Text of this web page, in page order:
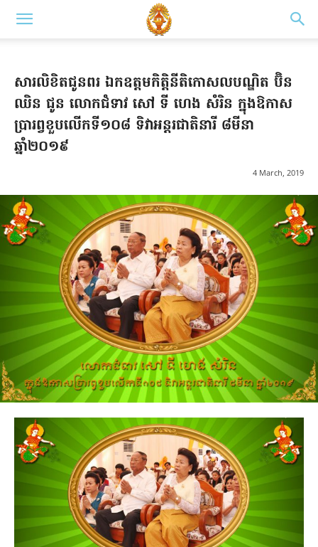
សារលិខិតជូនពរ ឯកឧត្តមកិត្តិនីតិកោសលបណ្ឌិត ប៊ិន
ឈិន ជូន លោកជំទាវ សៅ ទី ហេង សំរិន ក្នុងឱកាស
ប្រារព្វខួបលើកទី១០៨ ទិវាអន្តរជាតិនារី ៨មីនា
ឆ្នាំ២០១៩
4 March, 2019